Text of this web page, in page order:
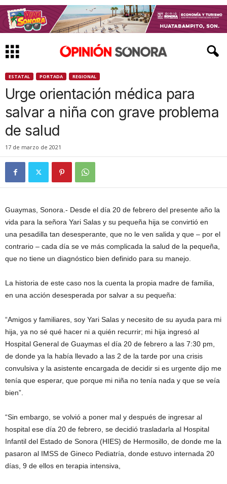
ESTATAL PORTADA REGIONAL
Urge orientación médica para
salvar a niña con grave problema
de salud
17 de marzo de 2021
Guaymas, Sonora.- Desde el día 20 de febrero del presente año la
vida para la señora Yari Salas y su pequeña hija se convirtió en
una pesadilla tan desesperante, que no le ven salida y que – por el
contrario – cada día se ve más complicada la salud de la pequeña,
que no tiene un diagnóstico bien definido para su manejo.
La historia de este caso nos la cuenta la propia madre de familia,
en una acción desesperada por salvar a su pequeña:
“Amigos y familiares, soy Yari Salas y necesito de su ayuda para mi
hija, ya no sé qué hacer ni a quién recurrir; mi hija ingresó al
Hospital General de Guaymas el día 20 de febrero a las 7:30 pm,
de donde ya la había llevado a las 2 de la tarde por una crisis
convulsiva y la asistente encargada de decidir si es urgente dijo me
tenía que esperar, que porque mi niña no tenía nada y que se veía
bien”.
“Sin embargo, se volvió a poner mal y después de ingresar al
hospital ese día 20 de febrero, se decidió trasladarla al Hospital
Infantil del Estado de Sonora (HIES) de Hermosillo, de donde me la
pasaron al IMSS de Gineco Pediatría, donde estuvo internada 20
días, 9 de ellos en terapia intensiva,